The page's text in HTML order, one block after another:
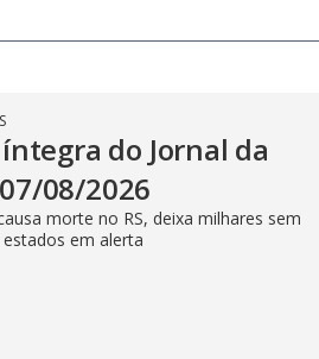
do Jornal da
08/2026
morte no RS, deixa milhares sem
em alerta